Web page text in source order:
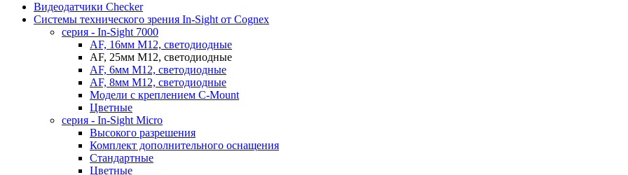
Видеодатчики Checker
Системы технического зрения In-Sight от Cognex
cерия - In-Sight 7000
AF, 16мм M12, светодиодные
AF, 25мм M12, светодиодные
AF, 6мм M12, светодиодные
AF, 8мм M12, светодиодные
Модели с креплением C-Mount
Цветные
серия - In-Sight Micro
Высокого разрешения
Комплект дополнительного оснащения
Стандартные
Цветные